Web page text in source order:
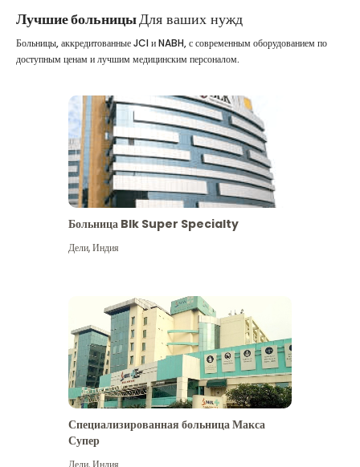
Лучшие больницыДля ваших нужд
Больницы, аккредитованные JCI и NABH, с современным оборудованием по
доступным ценам и лучшим медицинским персоналом.
Больница Blk Super Specialty
Дели,Индия
Специализированная больница Макса
Супер
Дели,Индия